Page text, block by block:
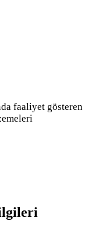
faaliyet gösteren